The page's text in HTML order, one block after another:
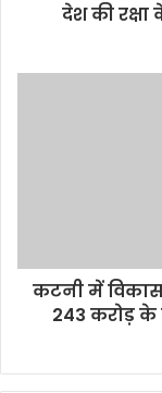
देश की
कटनी में
243 करोड़ के